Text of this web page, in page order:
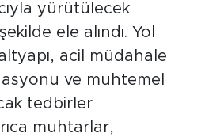
yürütülecek
ele alındı. Yol
acil müdahale
ve muhtemel
tedbirler
muhtarlar,